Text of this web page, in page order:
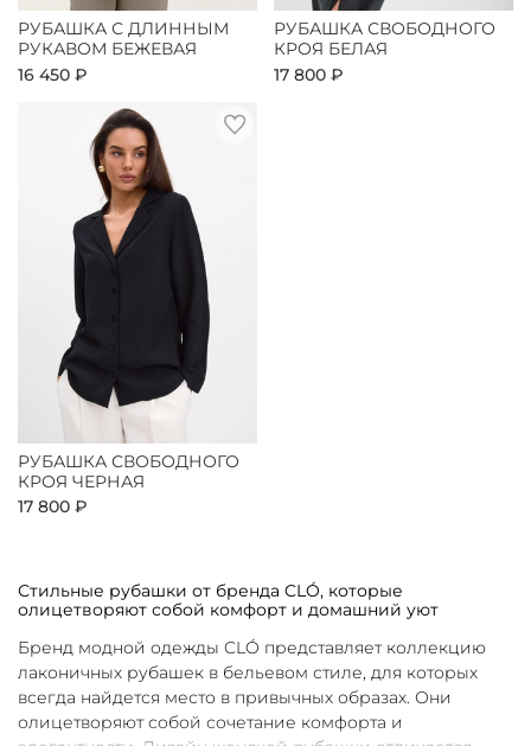
РУБАШКА С ДЛИННЫМ
РУКАВОМ БЕЖЕВАЯ
16 450 ₽
РУБАШКА СВОБОДНОГО
КРОЯ БЕЛАЯ
17 800 ₽
РУБАШКА СВОБОДНОГО
КРОЯ ЧЕРНАЯ
17 800 ₽
Стильные рубашки от бренда CLÓ, которые
олицетворяют собой комфорт и домашний уют
Бренд модной одежды CLÓ представляет коллекцию
лаконичных рубашек в бельевом стиле, для которых
всегда найдется место в привычных образах. Они
олицетворяют собой сочетание комфорта и